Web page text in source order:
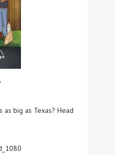
as big as Texas? Head